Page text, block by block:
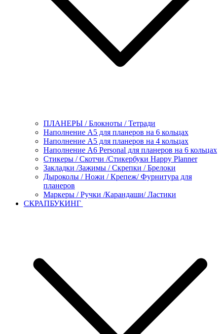
ПЛАНЕРЫ / Блокноты / Тетради
Наполнение А5 для планеров на 6 кольцах
Наполнение А5 для планеров на 4 кольцах
Наполнение А6 Personal для планеров на 6 кольцах
Стикеры / Скотчи /Стикербуки Happy Planner
Закладки /Зажимы / Скрепки / Брелоки
Дыроколы / Ножи / Крепеж/ Фурнитура для
планеров
Маркеры / Ручки /Карандаши/ Ластики
СКРАПБУКИНГ